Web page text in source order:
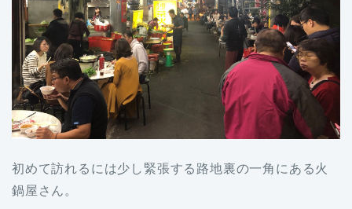
初めて訪れるには少し緊張する路地裏の一角にある火
鍋屋さん。